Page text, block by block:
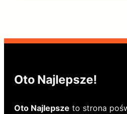
wystarczy trymer?
Oto Najlepsze!
Oto Najlepsze to strona